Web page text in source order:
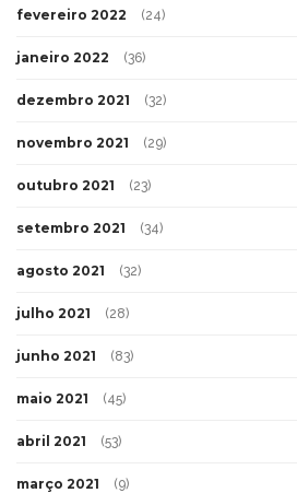
fevereiro 2022 (24)
janeiro 2022 (36)
dezembro 2021 (32)
novembro 2021 (29)
outubro 2021 (23)
setembro 2021 (34)
agosto 2021 (32)
julho 2021 (28)
junho 2021 (83)
maio 2021 (45)
abril 2021 (53)
março 2021 (9)